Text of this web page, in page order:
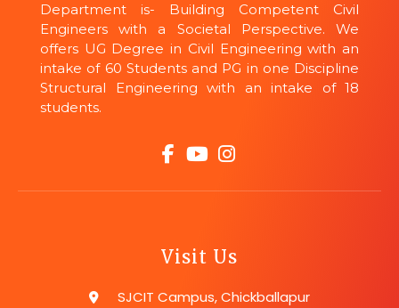
Department is- Building Competent Civil
Engineers with a Societal Perspective. We
offers UG Degree in Civil Engineering with an
intake of 60 Students and PG in one Discipline
Structural Engineering with an intake of 18
students.
Visit Us
SJCIT Campus, Chickballapur